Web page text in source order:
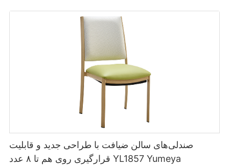
صندلی‌های سالن ضیافت با طراحی جدید و قابلیت
قرارگیری روی هم تا ۸ عدد YL1857 Yumeya